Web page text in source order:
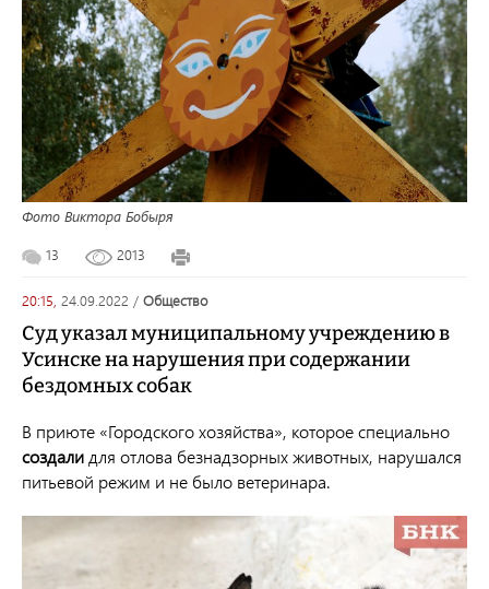
Фото Виктора Бобыря
13 2013
20:15, 24.09.2022 / общество
Суд указал муниципальному учреждению в
Усинске на нарушения при содержании
бездомных собак
В приюте «Городского хозяйства», которое специально
создалидля отлова безнадзорных животных, нарушался
питьевой режим и не было ветеринара.